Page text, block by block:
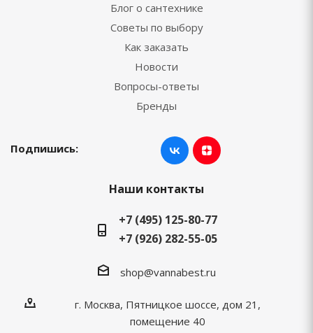
Блог о сантехнике
Советы по выбору
Как заказать
Новости
Вопросы-ответы
Бренды
Подпишись:
Наши контакты
+7 (495) 125-80-77
+7 (926) 282-55-05
shop@vannabest.ru
г. Москва, Пятницкое шоссе, дом 21,
помещение 40